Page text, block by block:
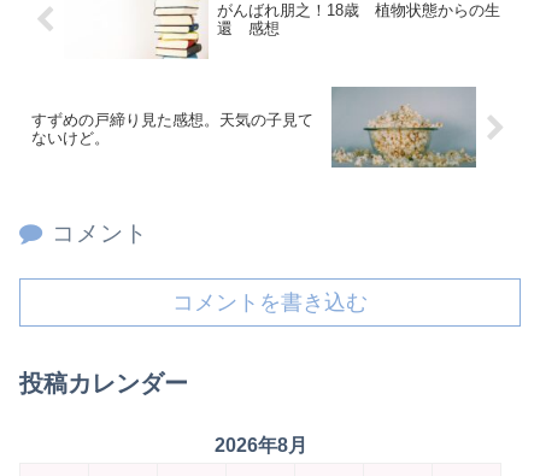
がんばれ朋之！18歳 植物状態からの生
還 感想
すずめの戸締り見た感想。天気の子見て
ないけど。
コメント
コメントを書き込む
投稿カレンダー
2026年8月